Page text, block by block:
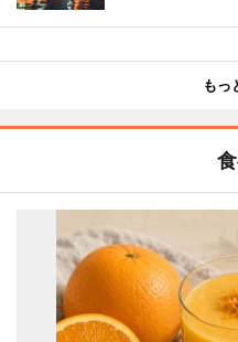
もっ